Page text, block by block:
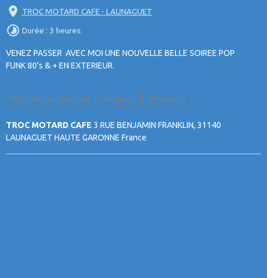
TROC MOTARD CAFE - LAUNAGUET
Durée : 3 heures
VENEZ PASSER AVEC MOI UNE NOUVELLE BELLE SOIREE POP
FUNK 80's & + EN EXTERIEUR.
#lesdemonsdeminuit #images #fredlocci
TROC MOTARD CAFE 3 RUE BENJAMIN FRANKLIN, 31140
LAUNAGUET HAUTE GARONNE France